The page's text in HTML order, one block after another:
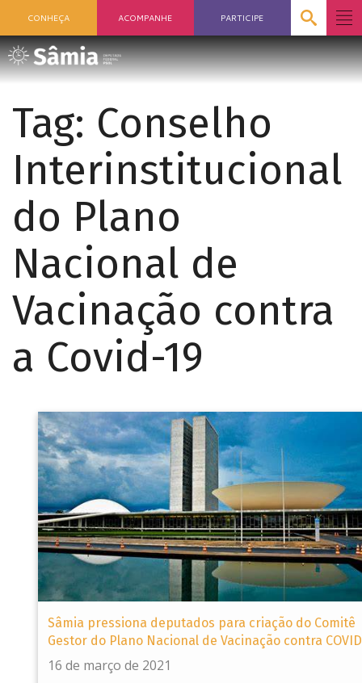
CONHEÇA ACOMPANHE PARTICIPE
Tag: Conselho
Interinstitucional
do Plano
Nacional de
Vacinação contra
a Covid-19
Sâmia pressiona deputados para criação do Comitê
Gestor do Plano Nacional de Vacinação contra COVID
16 de março de 2021